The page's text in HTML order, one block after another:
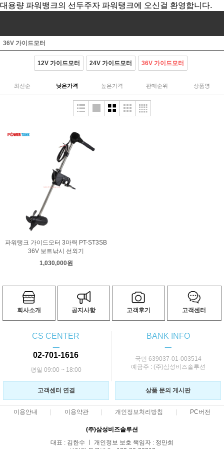
대용량 파워뱅크의 선두주자 파워탱크에 오신걸 환영합니다.
36V 가이드모터
12V 가이드모터 24V 가이드모터 36V 가이드모터
최신순 낮은가격 높은가격 판매순위 상품명
파워탱크 가이드모터 3마력 PT-ST3SB
36V 보트낚시 선외기
1,030,000원
회사소개 공지사항 고객후기 고객센터
CS CENTER
ㅡ
02-701-1616
평일 09:00 ~ 18:00
BANK INFO
ㅡ
국민 639037-01-003514
예금주 : (주)삼성비즈솔루션
고객센터 연결 상품 문의 게시판
이용안내 이용약관 개인정보처리방침 PC버전
(주)삼성비즈솔루션
대표 : 김한수 ㅣ 개인정보 보호 책임자 : 정만희